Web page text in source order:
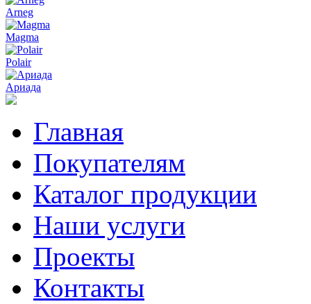
Arneg
Magma
Polair
Ариада
Главная
Покупателям
Каталог продукции
Наши услуги
Проекты
Контакты